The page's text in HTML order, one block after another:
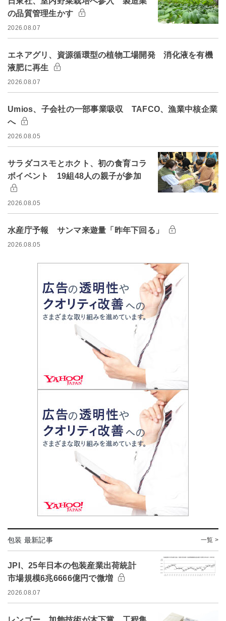
の品質管理生かす
2026.08.07
エネアグリ、資源循環型の植物工場開発 消化液を有機
液肥に再生
2026.08.07
Umios、子会社の一部事業吸収 TAFCO、漁業中核企業
へ
2026.08.05
サラダコスモとホクト、初の食育コラ
ボイベント 19組48人の親子が参加
2026.08.05
水産庁予報 サンマ来遊量「昨年下回る」
2026.08.05
包装 最新記事 一覧 >
JPI、25年日本の包装産業出荷統計
市場規模6兆6666億円で微増
2026.08.07